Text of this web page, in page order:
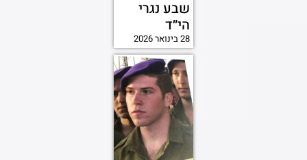
שבע נגרי
הי״ד
28 בינואר 2026